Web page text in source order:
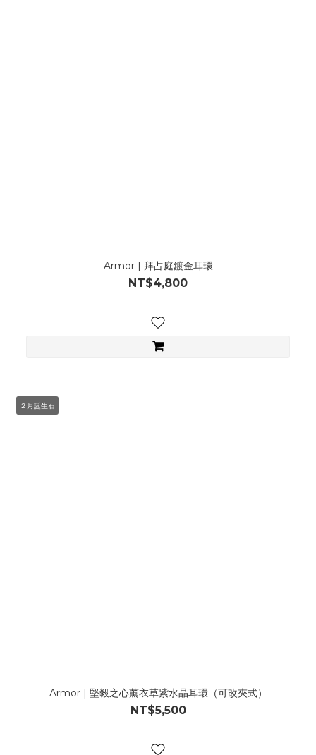
Armor | 拜占庭鍍金耳環
NT$4,800
２月誕生石
Armor | 堅毅之心薰衣草紫水晶耳環（可改夾式）
NT$5,500